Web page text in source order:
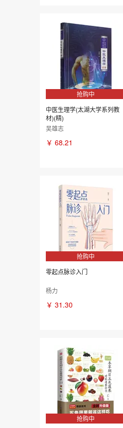
抢购中
中医生理学(太湖大学系列教
材)(精)
吴雄志
￥ 68.21
抢购中
零起点脉诊入门
杨力
￥ 31.30
抢购中